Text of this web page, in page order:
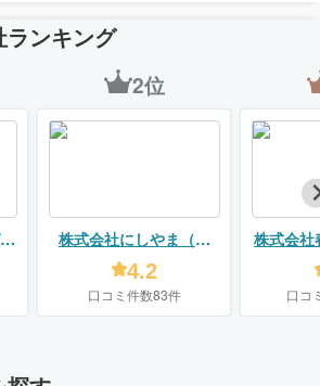
ランキング
2位
株式会社にしやま（リ
フォームスタジオ ニシヤ
マ）
4.2
口コミ件数83件
株式会社
口コ